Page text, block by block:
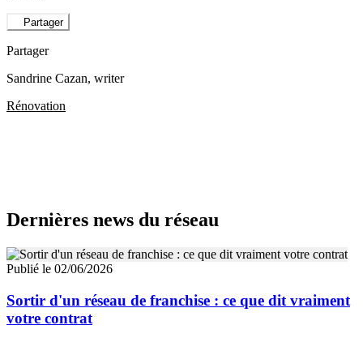
Partager
Partager
Sandrine Cazan, writer
Rénovation
Dernières news du réseau
Publié le 02/06/2026
Sortir d'un réseau de franchise : ce que dit vraiment
votre contrat